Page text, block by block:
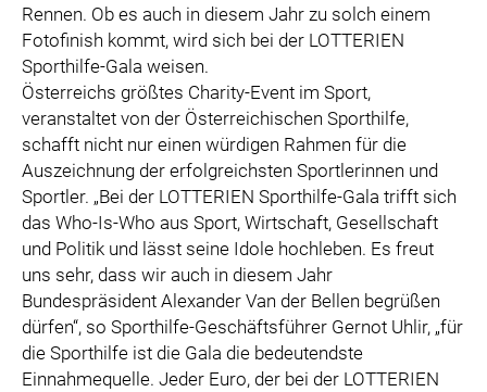
Rennen. Ob es auch in diesem Jahr zu solch einem
Fotofinish kommt, wird sich bei der LOTTERIEN
Sporthilfe-Gala weisen.
Österreichs größtes Charity-Event im Sport,
veranstaltet von der Österreichischen Sporthilfe,
schafft nicht nur einen würdigen Rahmen für die
Auszeichnung der erfolgreichsten Sportlerinnen und
Sportler. „Bei der LOTTERIEN Sporthilfe-Gala trifft sich
das Who-Is-Who aus Sport, Wirtschaft, Gesellschaft
und Politik und lässt seine Idole hochleben. Es freut
uns sehr, dass wir auch in diesem Jahr
Bundespräsident Alexander Van der Bellen begrüßen
dürfen“, so Sporthilfe-Geschäftsführer Gernot Uhlir, „für
die Sporthilfe ist die Gala die bedeutendste
Einnahmequelle. Jeder Euro, der bei der LOTTERIEN